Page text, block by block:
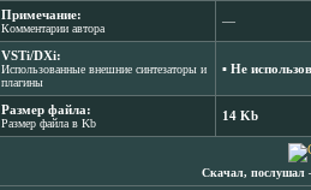
Примечание:
Комментарии автора
―
VSTi/DXi:
Использованные внешние синтезаторы и
плагины
▪ Не
Размер файла:
Размер файла в Kb
14 Kb
Скачал, послушал